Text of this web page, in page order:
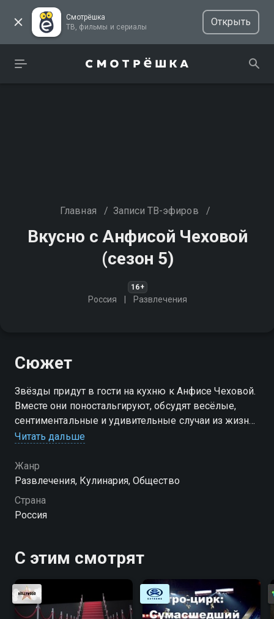
Смотрёшка
ТВ, фильмы и сериалы
Открыть
Главная / Записи ТВ-эфиров /
Вкусно с Анфисой Чеховой
(сезон 5)
16+
Россия Развлечения
Сюжет
Звёзды придут в гости на кухню к Анфисе Чеховой.
Вместе они поностальгируют, обсудят весёлые,
сентиментальные и удивительные случаи из жизни
и приготовят любимое блюдо героя из детства.
Посмотреть онлайн 5 сезон сериала Вкусно с
Анфисой Чеховой вы можете совершенно
бесплатно в хорошем HD качестве на Смотрёшке
Читать дальше
Жанр
Развлечения, Кулинария, Общество
Страна
Россия
С этим смотрят